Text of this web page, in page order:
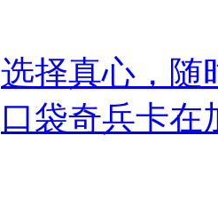
选择真心，随
口袋奇兵卡在